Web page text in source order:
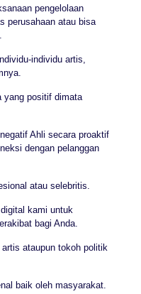
pengelolaan
perusahaan atau bisa
individu artis,
yang positif dimata
Ahli secara proaktif
dengan pelanggan
atau selebritis.
kami untuk
bagi Anda.
ataupun tokoh politik
baik oleh masyarakat.